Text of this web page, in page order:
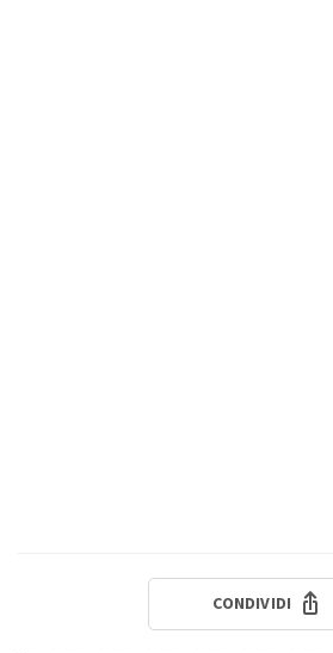
CONDIVIDI